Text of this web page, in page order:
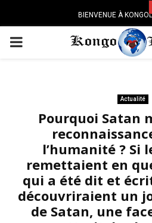
BIENVENUE À
PRIMARY
Actualité
Pourquoi Satan
l’humanité ? Si
remettaient en
qui a été dit et
découvriraient un
de Satan, une